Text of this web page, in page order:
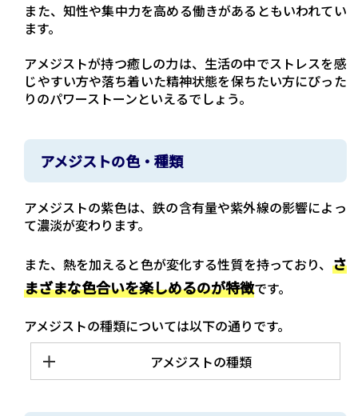
また、知性や集中力を高める働きがあるともいわれてい
ます。
アメジストが持つ癒しの力は、生活の中でストレスを感
じやすい方や落ち着いた精神状態を保ちたい方にぴった
りのパワーストーンといえるでしょう。
アメジストの色・種類
アメジストの紫色は、鉄の含有量や紫外線の影響によっ
て濃淡が変わります。
また、熱を加えると色が変化する性質を持っており、 さ
まざまな色合いを楽しめるのが特徴です。
アメジストの種類については以下の通りです。
アメジストの種類